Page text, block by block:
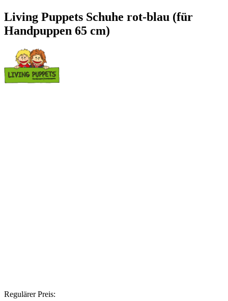
Living Puppets Schuhe rot-blau (für
Handpuppen 65 cm)
Regulärer Preis: